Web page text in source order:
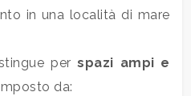
in una località di mare
per spazi ampi e
da: